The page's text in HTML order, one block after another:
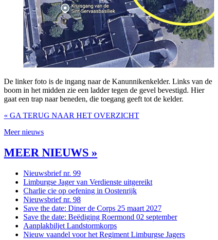
De linker foto is de ingang naar de Kanunnikenkelder. Links van de
boom in het midden zie een ladder tegen de gevel bevestigd. Hier
gaat een trap naar beneden, die toegang geeft tot de kelder.
« GA TERUG NAAR HET OVERZICHT
Meer nieuws
MEER NIEUWS »
Nieuwsbrief nr. 99
Limburgse Jager van Verdienste uitgereikt
Charlie cie op oefening in Oostenrijk
Nieuwsbrief nr. 98
Save the date: Diner de Corps 25 maart 2027
Save the date: Beëdiging Roermond 02 september
Aanplakbiljet Landstormkorps
Nieuw vaandel voor het Regiment Limburgse Jagers